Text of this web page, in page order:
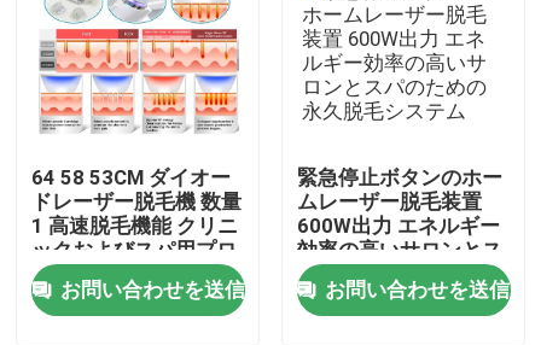
家
プロダクト
64 58 53CM ダイオー
ドレーザー脱毛機 数量
1 高速脱毛機能 クリニ
ックおよびスパ用プロ
フェッショナルデバイ
ス お問い合わせを送信
緊急停止ボタンのホー
ムレーザー脱毛装置
600W出力 エネルギー
効率の高いサロンとス
パのための永久脱毛シ
ステムお問い合わせを送信